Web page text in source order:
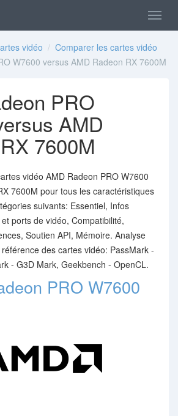
vidéo / Comparer les cartes vidéo
W7600 versus AMD Radeon RX 7600M
PRO
AMD
7600M
vidéo AMD Radeon PRO W7600
7600M pour tous les caractéristiques
suivants: Essentiel, Infos
ports de vidéo, Compatibilité,
Soutien API, Mémoire. Analyse
des cartes vidéo: PassMark -
- G3D Mark, Geekbench - OpenCL.
PRO W7600